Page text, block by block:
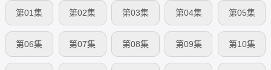
第01集 第02集 第03集 第04集 第05集
第06集 第07集 第08集 第09集 第10集